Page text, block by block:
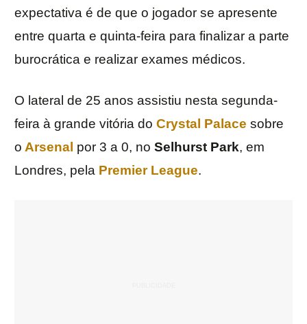
expectativa é de que o jogador se apresente
entre quarta e quinta-feira para finalizar a parte
burocrática e realizar exames médicos.
O lateral de 25 anos assistiu nesta segunda-
feira à grande vitória do Crystal Palace sobre
o Arsenal por 3 a 0, no Selhurst Park, em
Londres, pela Premier League.